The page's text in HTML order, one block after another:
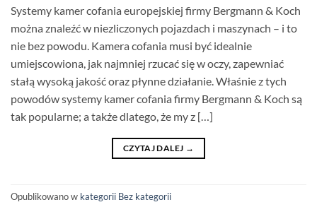
Systemy kamer cofania europejskiej firmy Bergmann & Koch
można znaleźć w niezliczonych pojazdach i maszynach – i to
nie bez powodu. Kamera cofania musi być idealnie
umiejscowiona, jak najmniej rzucać się w oczy, zapewniać
stałą wysoką jakość oraz płynne działanie. Właśnie z tych
powodów systemy kamer cofania firmy Bergmann & Koch są
tak popularne; a także dlatego, że my z […]
CZYTAJ DALEJ →
Opublikowano w kategorii Bez kategorii